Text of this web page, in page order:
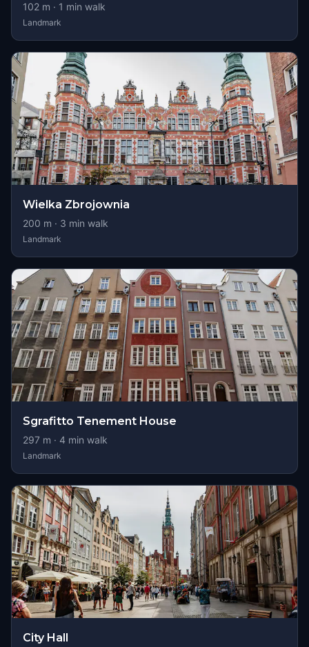
102 m · 1 min walk
Landmark
Wielka Zbrojownia
200 m · 3 min walk
Landmark
Sgrafitto Tenement House
297 m · 4 min walk
Landmark
City Hall